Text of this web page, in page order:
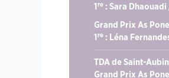
1 re : Sara
Grand Prix As
1 re : Léna
TDA de Saint-
Grand Prix As